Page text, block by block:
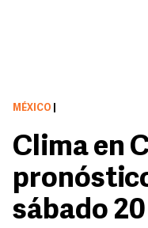
MÉXICO
Clima en
sábado